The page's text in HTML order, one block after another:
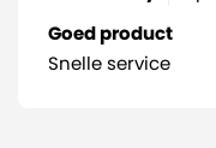
Goed product
Snelle service